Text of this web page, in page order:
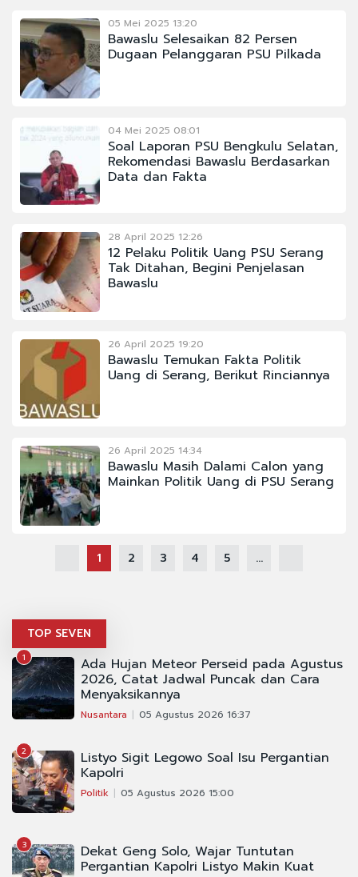
05 Mei 2025 13:20
Bawaslu Selesaikan 82 Persen
Dugaan Pelanggaran PSU Pilkada
04 Mei 2025 08:01
Soal Laporan PSU Bengkulu Selatan,
Rekomendasi Bawaslu Berdasarkan
Data dan Fakta
28 April 2025 12:26
12 Pelaku Politik Uang PSU Serang
Tak Ditahan, Begini Penjelasan
Bawaslu
26 April 2025 19:20
Bawaslu Temukan Fakta Politik
Uang di Serang, Berikut Rinciannya
26 April 2025 14:34
Bawaslu Masih Dalami Calon yang
Mainkan Politik Uang di PSU Serang
1 2 3 4 5 ...
TOP SEVEN
1 Ada Hujan Meteor Perseid pada Agustus
2026, Catat Jadwal Puncak dan Cara
Menyaksikannya
Nusantara 05 Agustus 2026 16:37
2 Listyo Sigit Legowo Soal Isu Pergantian
Kapolri
Politik 05 Agustus 2026 15:00
3 Dekat Geng Solo, Wajar Tuntutan
Pergantian Kapolri Listyo Makin Kuat